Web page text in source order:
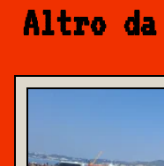
Altro da